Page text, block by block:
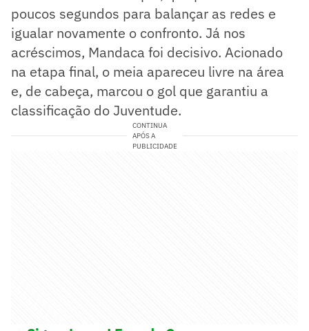
poucos segundos para balançar as redes e
igualar novamente o confronto. Já nos
acréscimos, Mandaca foi decisivo. Acionado
na etapa final, o meia apareceu livre na área
e, de cabeça, marcou o gol que garantiu a
classificação do Juventude.
CONTINUA
APÓS A
PUBLICIDADE